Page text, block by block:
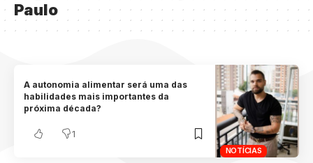
Paulo
NOTÍCIAS
A autonomia alimentar será uma das
habilidades mais importantes da
próxima década?
1